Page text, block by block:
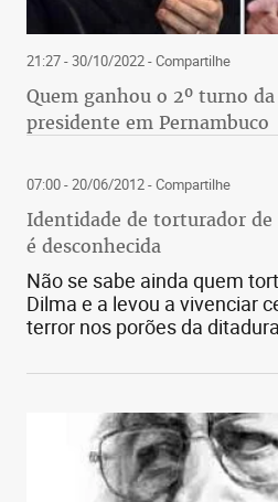
21:27 - 30/10/2022- Compartilhe
Quem ganhou o 2º turno
presidente em Pernambuco
07:00 - 20/06/2012- Compartilhe
Identidade de torturador de
é desconhecida
Não se sabe ainda quem
Dilma e a levou a vivenciar
terror nos porões da ditadura